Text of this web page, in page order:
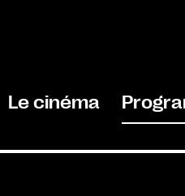
Le cinéma